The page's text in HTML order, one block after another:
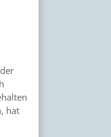
hat